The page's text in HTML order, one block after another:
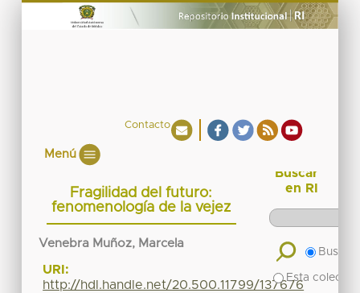
Contacto
Menú
Fragilidad del futuro:
fenomenología de la vejez
Venebra Muñoz, Marcela
URI:
http://hdl.handle.net/20.500.11799/137676
Buscar
en RI
Buscar
Esta